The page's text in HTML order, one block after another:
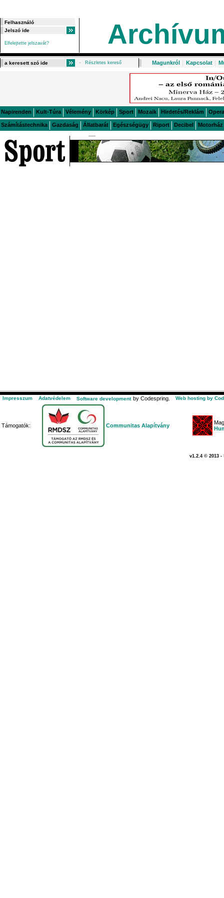
Elfelejtette jelszavát?
Részletes kereső Magunkról | Kapcsolat |
Napirenden Kult-Túra Vélemény Körkép Sport Mozaik Hirdetés/Reklám Opera
Számítástechnika Gazdaság Állatbarát Egészségügy Riport Decibel Motorház
Impresszum Adatvédelem Software development by Codespring. Web hosting by
Támogatók: Communitas Alapítvány
v1.2.4 © 2013